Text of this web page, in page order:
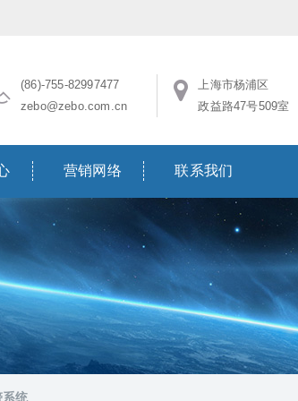
上海市杨浦区
政益路47号509室
(86)-755-82997477
zebo@zebo.com.cn
营销网络 联系我们
系统